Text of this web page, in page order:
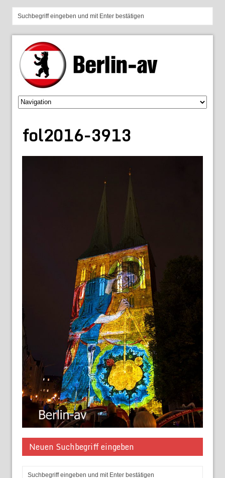
fol2016-3913
Neuen Suchbegriff eingeben